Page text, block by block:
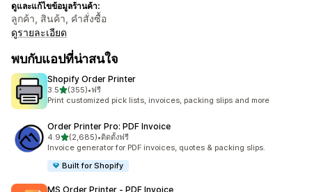
ดูและแก้ไขข้อมูลร้านค้า:
ลูกค้า, สินค้า, คำสั่งซื้อ
ดูรายละเอียด
พบกับแอปที่น่าสนใจ
Shopify Order Printer
3.5เต็ม 5 ดาว
(355)
ทั้งหมด 355 รีวิว
•ฟรี
Print customized pick lists, invoices, packing slips and more
Order Printer Pro: PDF Invoice
4.9เต็ม 5 ดาว
(2,685)
ทั้งหมด 2685 รีวิว
•ติดตั้งฟรี
Invoice generator for PDF invoices, quotes & packing slips.
Built for Shopify
MS Order Printer ‑ PDF Invoice